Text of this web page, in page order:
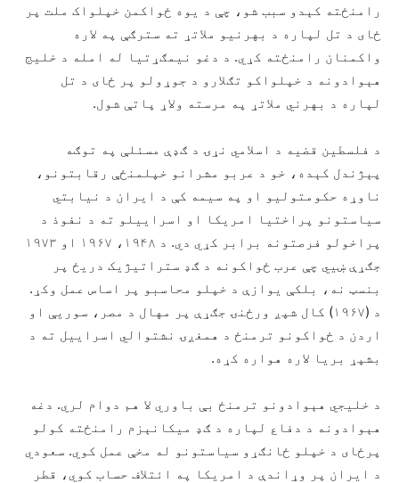
رامنځته کېدو سبب شو، چې د يوه ځواکمن خپلواک ملت پر
ځای د تل لپاره د بهرنیو ملاتړ ته سترګې په لاره
واکمنان رامنځته کړي. د دغو نیمګړتیا له امله د خلیج
هېوادونه د خپلواکو تګلارو د جوړولو پر ځای د تل
لپاره د بهرني ملاتړ په مرسته ولاړ پاتې شول.
د فلسطین قضیه د اسلامي نړۍ د ګډې مسئلې په توګه
پېژندل کېده، خو د عربو مشرانو خپلمنځې رقابتونو،
ناوړه حکومتوليو او په سیمه کې د ايران د نیابتي
سیاستونو پراختیا امریکا او اسراییلو ته د نفوذ د
پراخولو فرصتونه برابر کړي دي. د ۱۹۴۸، ۱۹۶۷ او ۱۹۷۳
جګړې ښيي چې عرب ځواکونه د ګډ ستراتيژیک دریځ پر
بنسټ نه، بلکې یوازې د خپلو محاسبو پر اساس عمل وکړ.
د (۱۹۶۷) کال شپږ ورځنۍ جګړې پر مهال د مصر، سوریې او
اردن د ځواکونو ترمنځ د همغږۍ نشتوالي اسراییل ته د
بشپړ بریا لاره هواره کړه.
د خليجي هېوادونو ترمنځ بې باوري لا هم دوام لري. دغه
هېوادونه د دفاع لپاره د ګډ ميکانېزم رامنځته کولو
پرځاى د خپلو ځانګړو سیاستونو له مخې عمل کوي. سعودي
د ایران پر وړاندې د امریکا په ائتلاف حساب کوي، قطر